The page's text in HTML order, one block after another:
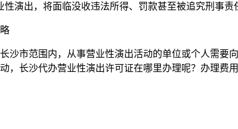
演出，将面临没收违法所得、罚款甚至被追究刑事责
沙市范围内，从事营业性演出活动的单位或个人需
，长沙代办营业性演出许可证在哪里办理呢？办理费用